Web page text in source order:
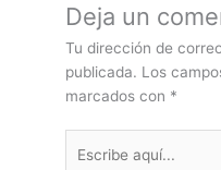
Deja un
Tu dirección de
publicada. Los
marcados con *
aquí...